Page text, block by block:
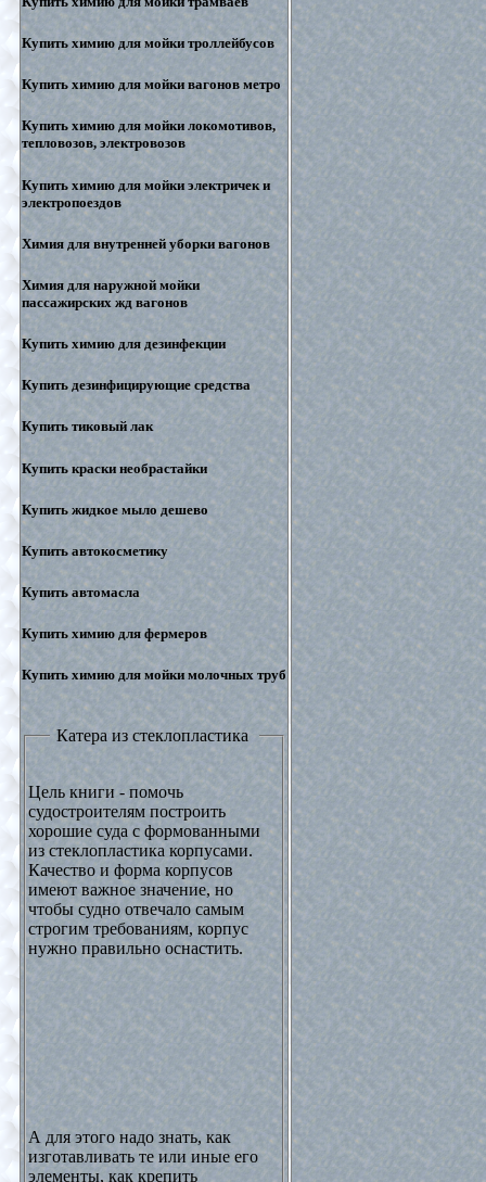
Купить химию для мойки троллейбусов
Купить химию для мойки вагонов метро
Купить химию для мойки локомотивов,
тепловозов, электровозов
Купить химию для мойки электричек и
электропоездов
Химия для внутренней уборки вагонов
Химия для наружной мойки
пассажирских жд вагонов
Купить химию для дезинфекции
Купить дезинфицирующие средства
Купить тиковый лак
Купить краски необрастайки
Купить жидкое мыло дешево
Купить автокосметику
Купить автомасла
Купить химию для фермеров
Купить химию для мойки молочных труб
Катера из стеклопластика
Цель книги - помочь
судостроителям построить
хорошие суда с формованными
из стеклопластика корпусами.
Качество и форма корпусов
имеют важное значение, но
чтобы судно отвечало самым
строгим требованиям, корпус
нужно правильно оснастить.
А для этого надо знать, как
изготавливать те или иные его
элементы, как крепить